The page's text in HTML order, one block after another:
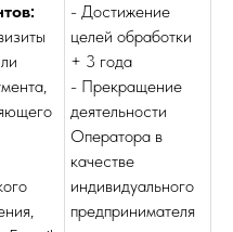
- Достижение
целей обработки
+ 3 года
- Прекращение
деятельности
Оператора в
качестве
индивидуального
предпринимателя